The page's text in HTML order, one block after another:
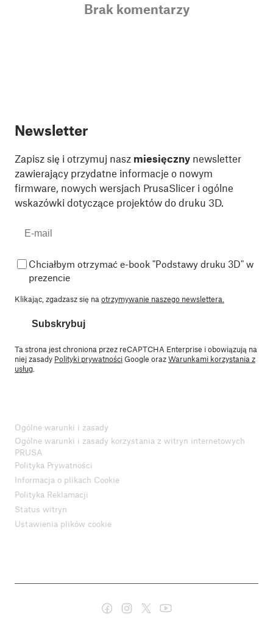
Brak komentarzy
Newsletter
Zapisz się i otrzymuj nasz miesięczny newsletter
zawierający przydatne informacje o nowym
firmware, nowych wersjach PrusaSlicer i ogólne
wskazówki dotyczące projektów do druku 3D.
Chciałbym otrzymać e-book "Podstawy druku 3D" w
prezencie
Klikając, zgadzasz się na otrzymywanie naszego newslettera.
Subskrybuj
Ta strona jest chroniona przez reCAPTCHA Enterprise i obowiązują na
niej zasady Polityki prywatnościGoogle orazWarunkami korzystania z
usług
Ogólne warunki i zasady
Ogólne warunki i zasady korzystania z witryn internetowych
PRUSA
Polityka Prywatności
Informacja o plikach Cookie
Polityka Reklamacji
Status witryn
Ustawienia plików cookie